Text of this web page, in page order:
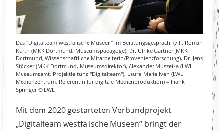
Das "Digitalteam westfälische Museen" im Beratungsgespräch. (v.l.: Roman
Kurth (MKK Dortmund, Museumspädagoge), Dr. Ulrike Gärtner (MKK
Dortmund, Wissenschaftliche Mitarbeiterin/Provenienzforschung), Dr. Jens
Stöcker (MKK Dortmund, Museumsdirektor), Alexander Muszeika (LWL-
Museumsamt, Projektleitung "Digitalteam"), Laura-Marie Iven (LWL-
Medienzentrum, Referentin für digitale Medienproduktion) – Frank
Springer © LWL
Mit dem 2020 gestarteten Verbundprojekt
„Digitalteam westfälische Museen“ bringt der